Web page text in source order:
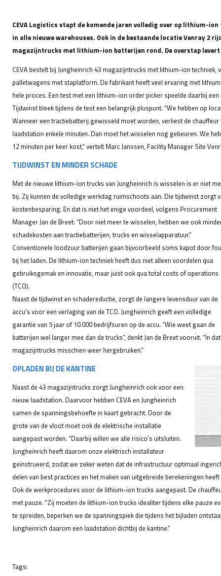
CEVA Logistics stapt de komende jaren volledig over op lithium-
in alle nieuwe warehouses. Ook in de bestaande locatie Venray 2
magazijntrucks met lithium-ion batterijen rond. De overstap levert
CEVA bestelt bij Jungheinrich 43 magazijntrucks met lithium-ion
palletwagens met staplatform. De fabrikant heeft veel ervaring met
hele proces. Een test met een lithium-ion order picker speelde daarbij
Tijdwinst bleek tijdens de test een belangrijk pluspunt. “We hebben op
Wanneer een tractiebatterij gewisseld moet worden, verliest de
laadstation enkele minuten. Dan moet het wisselen nog gebeuren. We
12 minuten per keer kost,” vertelt Marc Janssen, Facility Manager Site
TIJDWINST EN MINDER SCHADE
Met de nieuwe lithium-ion trucks van Jungheinrich is wisselen is er niet
bij. Zij kunnen de volledige werkdag ruimschoots aan. Die tijdwinst zorgt
kostenbesparing. En dat is niet het enige voordeel, volgens Procurement
Manager Jan de Breet: “Door niet meer te wisselen, hebben we ook
schadekosten aan tractiebatterijen, trucks en wisselapparatuur.”
Conventionele loodzuur batterijen gaan bijvoorbeeld soms kapot door
bij het laden. De lithium-ion techniek heeft dus niet alleen voordelen qua
gebruiksgemak en innovatie, maar juist ook qua total costs of operations
(TCO).
Naast de tijdwinst en schadereductie, zorgt de langere levensduur van de
accu’s voor een verlaging van de TCO. Jungheinrich geeft een volledige
garantie van 5 jaar of 10.000 bedrijfsuren op de accu. “Wie weet gaan de
batterijen wel langer mee dan de trucks”, denkt Jan de Breet vooruit. “In
magazijntrucks misschien weer hergebruiken.”
OPLADEN BIJ DE KANTINE
Naast de 43 magazijntrucks zorgt Jungheinrich ook voor een
nieuw laadstation. Daarvoor hebben CEVA en Jungheinrich
samen de spanningsbehoefte in kaart gebracht. Door de
grote van de vloot moet ook de elektrische installatie
aangepast worden. “Daarbij willen we alle risico’s uitsluiten.
Jungheinrich heeft daarom onze elektrisch installateur
geïnstrueerd, zodat we zeker weten dat de infrastructuur optimaal
delen van best practices en het maken van uitgebreide berekeningen
Ook de werkprocedures voor de lithium-ion trucks aangepast. De
met pauze. “Zij moeten de lithium-ion trucks idealiter tijdens elke pauze
te spreiden, beperken we de spanningspiek die tijdens het bijladen
Jungheinrich daarom een laadstation dichtbij de kantine.”
Tags: